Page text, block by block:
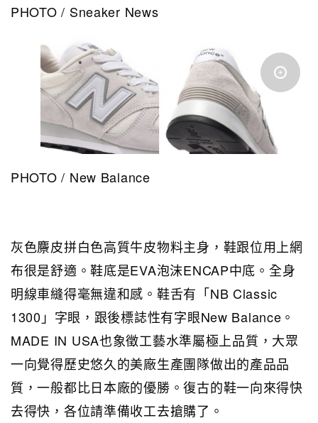
PHOTO / Sneaker News
PHOTO / New Balance
灰色麖皮拼白色高質牛皮物料主身，鞋跟位用上網
布很是舒適。鞋底是EVA泡沫ENCAP中底。全身
明線車縫得毫無違和感。鞋舌有「NB Classic
1300」字眼，跟後標誌性有字眼New Balance。
MADE IN USA也象徵工藝水準屬極上品質，大眾
一向覺得歷史悠久的美廠生產團隊做出的產品品
質，一般都比日本廠的優勝。復古的鞋一向來得快
去得快，各位請準備收工去搶購了。